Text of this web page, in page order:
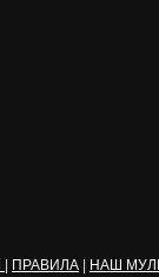
ПРАВИЛА
НАШ